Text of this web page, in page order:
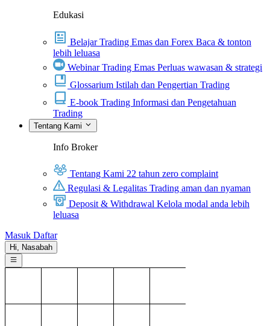
Edukasi
Belajar Trading Emas dan Forex Baca & tonton
lebih leluasa
Webinar Trading Emas Perluas wawasan & strategi
Glossarium Istilah dan Pengertian Trading
E-book Trading Informasi dan Pengetahuan
Trading
Tentang Kami
Info Broker
Tentang Kami 22 tahun zero complaint
Regulasi & Legalitas Trading aman dan nyaman
Deposit & Withdrawal Kelola modal anda lebih
leluasa
Masuk Daftar
Hi, Nasabah